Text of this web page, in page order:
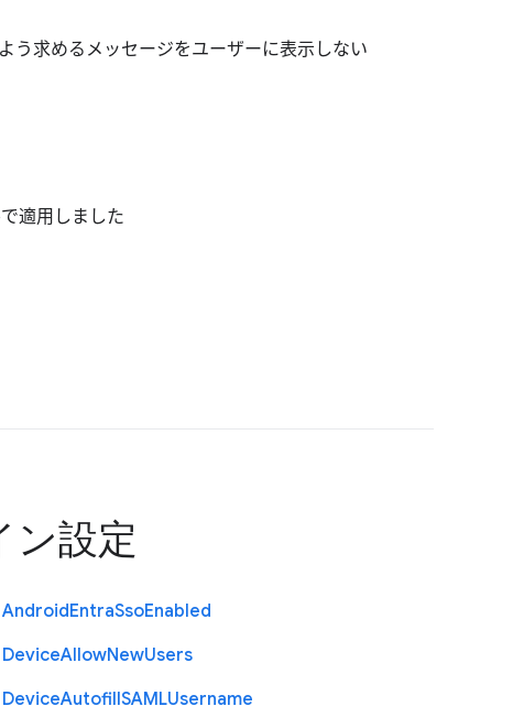
う求めるメッセージをユーザーに表示しない
適用しました
ン設定
AndroidEntraSsoEnabled
DeviceAllowNewUsers
DeviceAutofillSAMLUsername